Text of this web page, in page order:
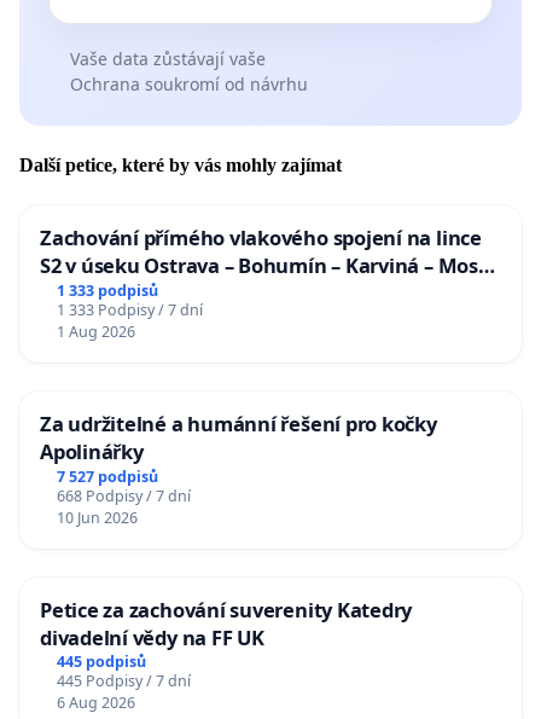
Vaše data zůstávají vaše
Ochrana soukromí od návrhu
Další petice, které by vás mohly zajímat
Zachování přímého vlakového spojení na lince
S2 v úseku Ostrava – Bohumín – Karviná – Mosty
u Jablunkova
1 333 podpisů
1 333 Podpisy / 7 dní
1 Aug 2026
Za udržitelné a humánní řešení pro kočky
Apolinářky
7 527 podpisů
668 Podpisy / 7 dní
10 Jun 2026
Petice za zachování suverenity Katedry
divadelní vědy na FF UK
445 podpisů
445 Podpisy / 7 dní
6 Aug 2026